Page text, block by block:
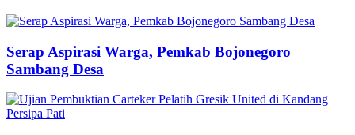
Serap Aspirasi Warga, Pemkab Bojonegoro
Sambang Desa